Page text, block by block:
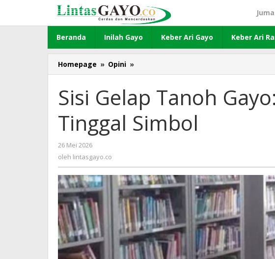
konten
Beranda Inilah Gayo Keber Ari Gayo Keber Ari
Homepage » Opini »
Gelap
Gayo:
Ketika
Syariat
Tinggal
Sisi Gelap Tanoh
Tinggal Simbol
26 Mei 2026
lintasgayo.co
oleh lintasgayo.co